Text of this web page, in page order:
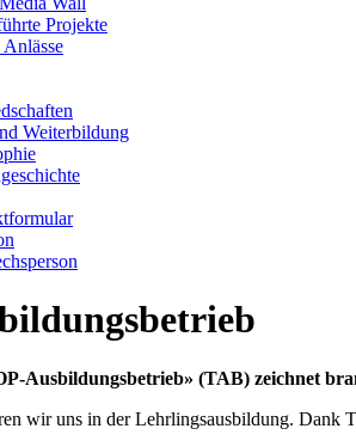
Projekte
Weiterbildung
Ausbildungsbetrieb» (TAB) zeichnet
wir uns in der Lehrlingsausbildung.